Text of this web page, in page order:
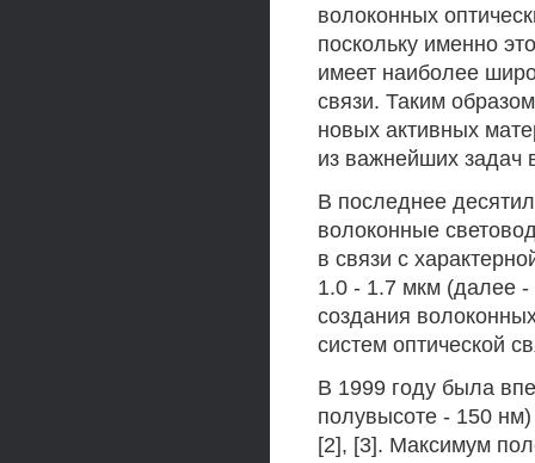
волоконных
поскольку именно
имеет наиболее
связи. Таким
новых активных
из важнейших задач
В последнее
волоконные
в связи с
1.0 - 1.7 мкм (далее
создания
систем оптической
В 1999 году была
полувысоте - 150
[2], [3]. Максимум